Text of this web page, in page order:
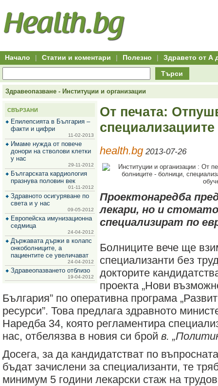
Всички
офети
за
Hitro.bg
Всички
оферти
Hitro.bg
оферти
Hitro.bg
във
всички
оферти
Всички
оферти
групово
намаление
Промоции,
Сайтът
зехтин
маслини
пазаруване
изгодни
оферти
50+
начало
Клуб
Начало | Статии и коментари | Полезно | Здравето от А
Търси
Здравеопазване - Институции и организации
СВЪРЗАНИ
Епилепсията в България –
факти и цифри
11-02-2013
Имаме нужда от повече
донори на стволови клетки
у нас
29-11-2012
Българската кардиология
празнува половин век
01-11-2012
Здравното осигуряване по
света и у нас
09-05-2012
Европейска имунизационна
седмица
24-04-2012
Държавата държи в колапс
онкоболниците, а
пациентите се увеличават
24-04-2012
Здравеопазването отблизо
19-04-2012
От печата:
health.bg 2013-07-26
Проектонаредба
лекари, но и
специализират по
Болниците вече ще
специализанти без
докторите
проекта „Нови
България” по оперативна програма
ресурси”. Това предлага здравното
Наредба 34, която регламентира
нас, отбелязва в новия си брой в.
Досега, за да кандидатстват по
бъдат зачислени за специализанти, те
минимум 5 години лекарски стаж на